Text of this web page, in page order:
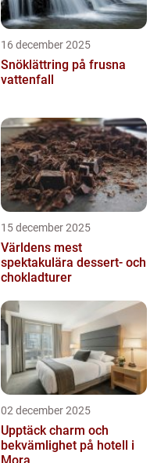
16 december 2025
Snöklättring på frusna
vattenfall
15 december 2025
Världens mest
spektakulära dessert- och
chokladturer
02 december 2025
Upptäck charm och
bekvämlighet på hotell i